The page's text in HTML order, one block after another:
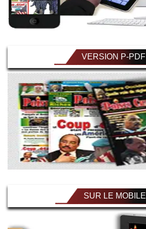
VERSION P-PDF
SUR LE MOBILE